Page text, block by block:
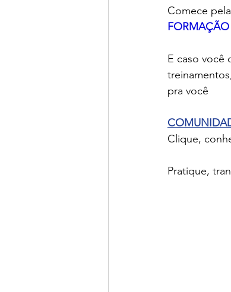
Comece
E caso você
pra você
Clique,
Pratique,